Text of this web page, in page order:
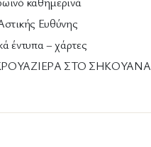
Ευθύνης
έντυπα – χάρτες
ΣΤΟ ΣΗΚΟΥΑΝΑ